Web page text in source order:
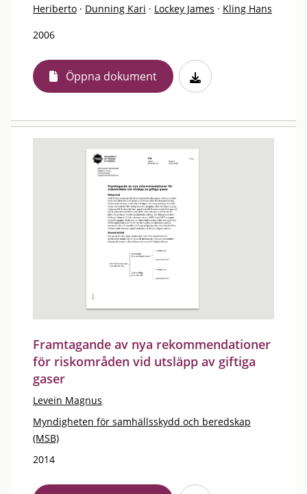
Heriberto · Dunning Kari · Lockey James · Kling Hans
2006
Öppna dokument
Framtagande av nya rekommendationer
för riskområden vid utsläpp av giftiga
gaser
Levein Magnus
Myndigheten för samhällsskydd och beredskap
(MSB)
2014